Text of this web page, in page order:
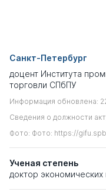
Санкт-Петербург
доцент Института
торговли СПбПУ
Информация обновлена:
Сведения о должности
Фото: Фото: https://
Ученая степень
доктор экономических